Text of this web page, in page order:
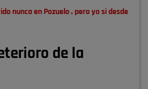
nunca en Pozuelo , pero yo si desde
de la